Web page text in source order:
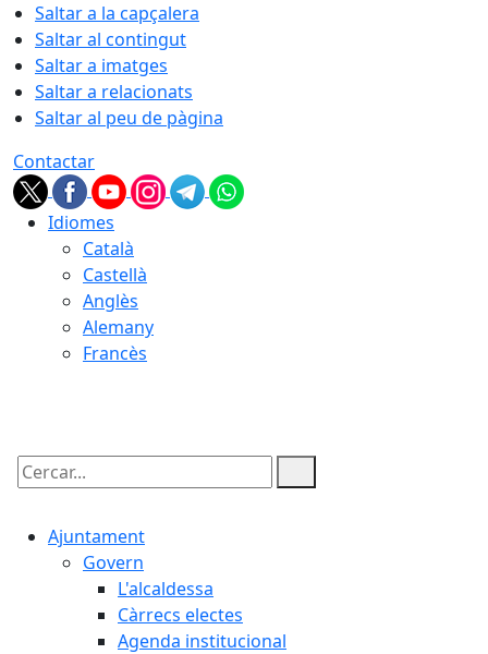
Saltar a la capçalera
Saltar al contingut
Saltar a imatges
Saltar a relacionats
Saltar al peu de pàgina
Contactar
Idiomes
Català
Castellà
Anglès
Alemany
Francès
Cercar:
Ajuntament
Govern
L'alcaldessa
Càrrecs electes
Agenda institucional